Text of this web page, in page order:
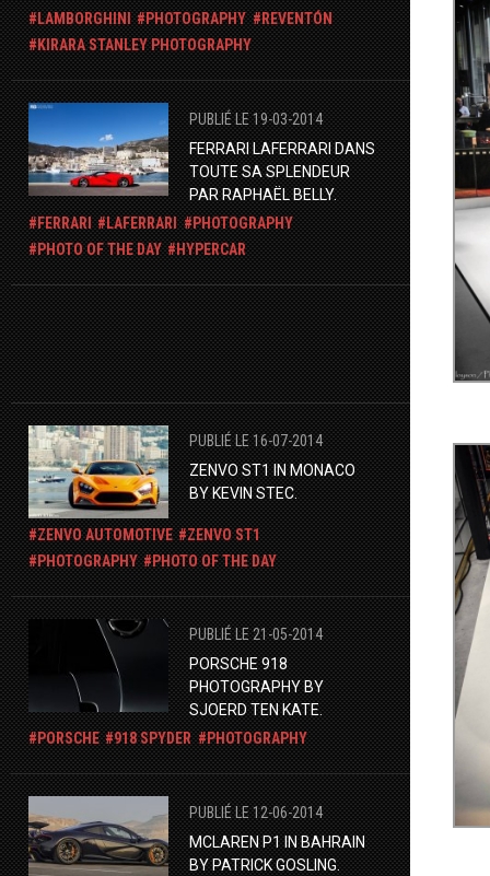
LAMBORGHINI
PHOTOGRAPHY
REVENTÓN
KIRARA STANLEY PHOTOGRAPHY
PUBLIÉ LE 19-03-2014
FERRARI LAFERRARI DANS
TOUTE SA SPLENDEUR
PAR RAPHAËL BELLY.
FERRARI
LAFERRARI
PHOTOGRAPHY
PHOTO OF THE DAY
HYPERCAR
PUBLIÉ LE 16-07-2014
ZENVO ST1 IN MONACO
BY KEVIN STEC.
ZENVO AUTOMOTIVE
ZENVO ST1
PHOTOGRAPHY
PHOTO OF THE DAY
PUBLIÉ LE 21-05-2014
PORSCHE 918
PHOTOGRAPHY BY
SJOERD TEN KATE.
PORSCHE
918 SPYDER PHOTOGRAPHY
PUBLIÉ LE 12-06-2014
MCLAREN P1 IN BAHRAIN
BY PATRICK GOSLING.